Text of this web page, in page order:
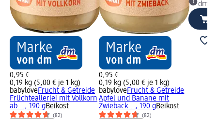
0,95 €
0,19 kg (5,00 € je 1 kg)
babyloveFrucht & Getreide
Früchteallerlei mit Vollkorn
ab..., 190 gBeikost
(82)
0,95 €
0,19 kg (5,00 € je 1 kg)
babyloveFrucht & Getreide
Apfel und Banane mit
Zwieback..., 190 gBeikost
(82)
dm